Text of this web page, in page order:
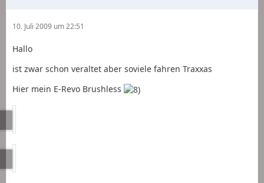
10. Juli 2009 um 22:51
Hallo
ist zwar schon veraltet aber soviele fahren Traxxas
Hier mein E-Revo Brushless